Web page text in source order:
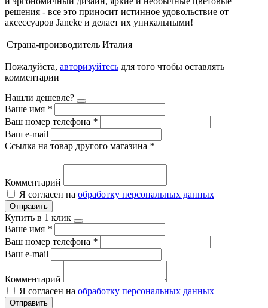
решения - все это приносит истинное удовольствие от
аксессуаров Janeke и делает их уникальными!
Страна-производитель Италия
Пожалуйста, авторизуйтесь для того чтобы оставлять
комментарии
Нашли дешевле?
Ваше имя *
Ваш номер телефона *
Ваш e-mail
Ссылка на товар другого магазина *
Комментарий
Я согласен на обработку персональных данных
Отправить
Купить в 1 клик
Ваше имя *
Ваш номер телефона *
Ваш e-mail
Комментарий
Я согласен на обработку персональных данных
Отправить